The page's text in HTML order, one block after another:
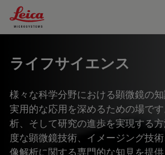
Leica Microsystems Logo
ライフサイエンス
様々な科学分野における顕微鏡の
実用的な応用を深めるための場で
析、そして研究の進歩を実現する
度な顕微鏡技術、イメージング技
像解析に関する専門的な知見を提